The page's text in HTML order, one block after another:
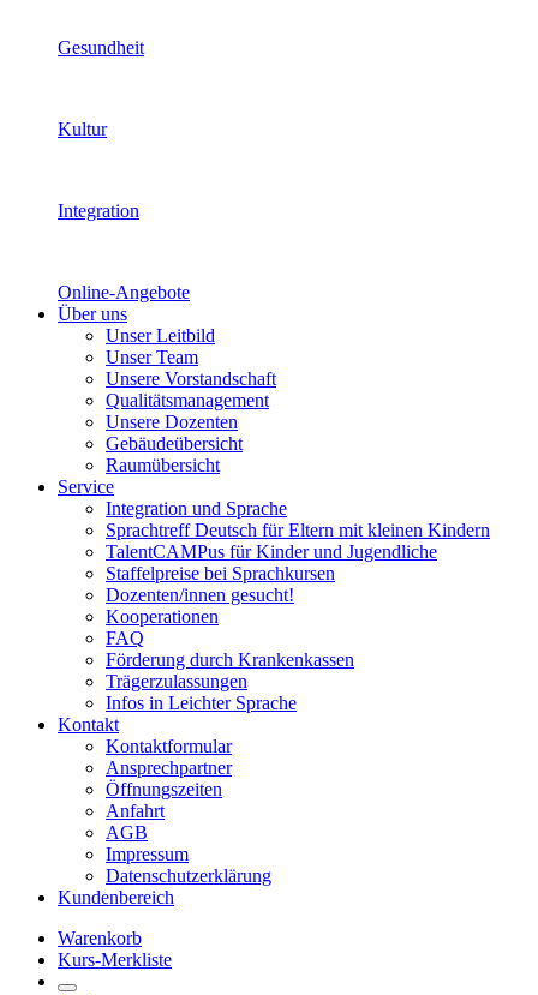
Gesundheit
Kultur
Integration
Online-Angebote
Über uns
Unser Leitbild
Unser Team
Unsere Vorstandschaft
Qualitätsmanagement
Unsere Dozenten
Gebäudeübersicht
Raumübersicht
Service
Integration und Sprache
Sprachtreff Deutsch für Eltern mit kleinen Kindern
TalentCAMPus für Kinder und Jugendliche
Staffelpreise bei Sprachkursen
Dozenten/innen gesucht!
Kooperationen
FAQ
Förderung durch Krankenkassen
Trägerzulassungen
Infos in Leichter Sprache
Kontakt
Kontaktformular
Ansprechpartner
Öffnungszeiten
Anfahrt
AGB
Impressum
Datenschutzerklärung
Kundenbereich
Warenkorb
Kurs-Merkliste